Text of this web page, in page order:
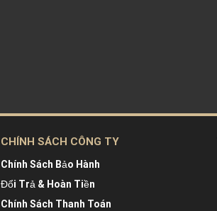
CHÍNH SÁCH CÔNG TY
Chính Sách Bảo Hành
Đổi Trả & Hoàn Tiền
Chính Sách Thanh Toán